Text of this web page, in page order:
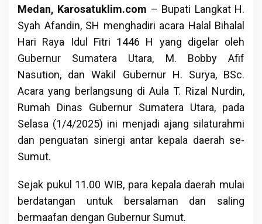
Medan, Karosatuklim.com – Bupati Langkat H.
Syah Afandin, SH menghadiri acara Halal Bihalal
Hari Raya Idul Fitri 1446 H yang digelar oleh
Gubernur Sumatera Utara, M. Bobby Afif
Nasution, dan Wakil Gubernur H. Surya, BSc.
Acara yang berlangsung di Aula T. Rizal Nurdin,
Rumah Dinas Gubernur Sumatera Utara, pada
Selasa (1/4/2025) ini menjadi ajang silaturahmi
dan penguatan sinergi antar kepala daerah se-
Sumut.
Sejak pukul 11.00 WIB, para kepala daerah mulai
berdatangan untuk bersalaman dan saling
bermaafan dengan Gubernur Sumut.